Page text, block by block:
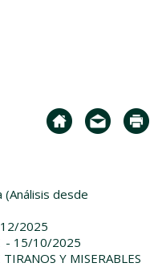
desde
2025
- 15/10/2025
Y MISERABLES